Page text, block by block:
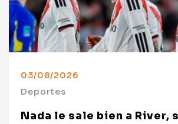
03/08/2026
Deportes
Nada le sale bien a River,